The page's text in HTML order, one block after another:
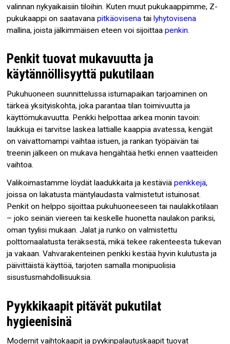
valinnan nykyaikaisiin tiloihin. Kuten muut pukukaappimme, Z-
pukukaappi on saatavanapitkäovisena tailyhytovisena
mallina, joista jälkimmäisen eteen voi sijoittaapenkin.
Penkit tuovat mukavuutta ja
käytännöllisyyttä pukutilaan
Pukuhuoneen suunnittelussa istumapaikan tarjoaminen on
tärkeä yksityiskohta, joka parantaa tilan toimivuutta ja
käyttömukavuutta. Penkki helpottaa arkea monin tavoin:
laukkuja ei tarvitse laskea lattialle kaappia avatessa, kengät
on vaivattomampi vaihtaa istuen, ja rankan työpäivän tai
treenin jälkeen on mukava hengähtää hetki ennen vaatteiden
vaihtoa.
Valikoimastamme löydät laadukkaita ja kestäviäpenkkejä,
joissa on lakatusta mäntylaudasta valmistetut istuinosat.
Penkit on helppo sijoittaa pukuhuoneeseen tai naulakkotilaan
– joko seinän viereen tai keskelle huonetta naulakon pariksi,
oman tyylisi mukaan. Jalat ja runko on valmistettu
polttomaalatusta teräksestä, mikä tekee rakenteesta tukevan
ja vakaan. Vahvarakenteinen penkki kestää hyvin kulutusta ja
päivittäistä käyttöä, tarjoten samalla monipuolisia
sisustusmahdollisuuksia.
Pyykkikaapit pitävät pukutilat
hygieenisinä
Modernit vaihtokaapit ja pyykinpalautuskaapit tuovat